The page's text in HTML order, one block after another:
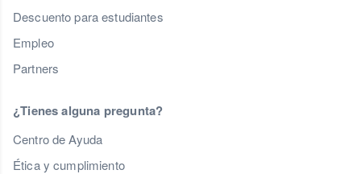
Descuento para estudiantes
Empleo
Partners
¿Tienes alguna pregunta?
Centro de Ayuda
Ética y cumplimiento